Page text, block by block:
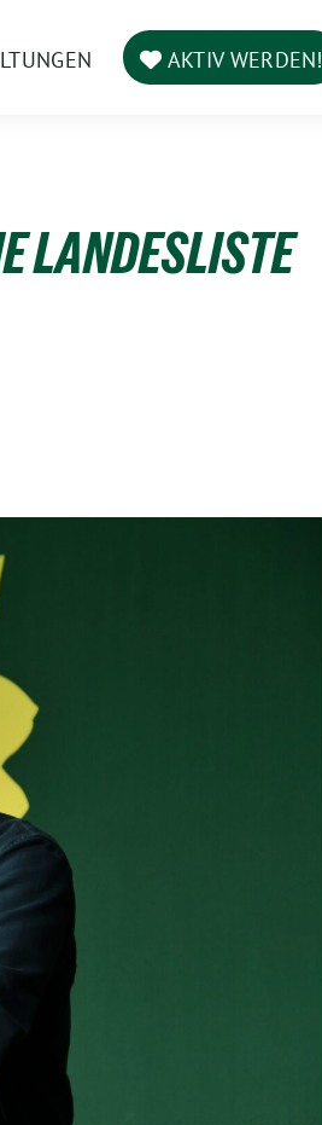
AKTIV WERDEN!
LANDESLISTE